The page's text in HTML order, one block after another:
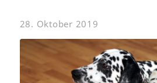
28. Oktober 2019